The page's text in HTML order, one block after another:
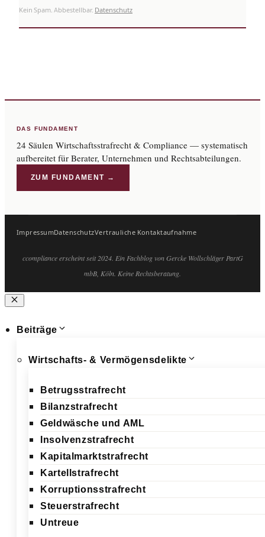
Kein Spam. Abbestellbar. Datenschutz
DAS FUNDAMENT
24 Säulen Wirtschaftsstrafrecht & Compliance — systematisch
aufbereitet für Berater, Unternehmen und Rechtsabteilungen.
ZUM FUNDAMENT →
ImpressumDatenschutzVertrauliche Kontaktaufnahme
ccompliance erscheint seit 2024. Ein Fachblog von Gercke Wollschläger PartG
mbB, Köln. Keine Rechtsberatung.
Schließen
Beiträge
Wirtschafts- & Vermögensdelikte
Betrugsstrafrecht
Bilanzstrafrecht
Geldwäsche und AML
Insolvenzstrafrecht
Kapitalmarktstrafrecht
Kartellstrafrecht
Korruptionsstrafrecht
Steuerstrafrecht
Untreue